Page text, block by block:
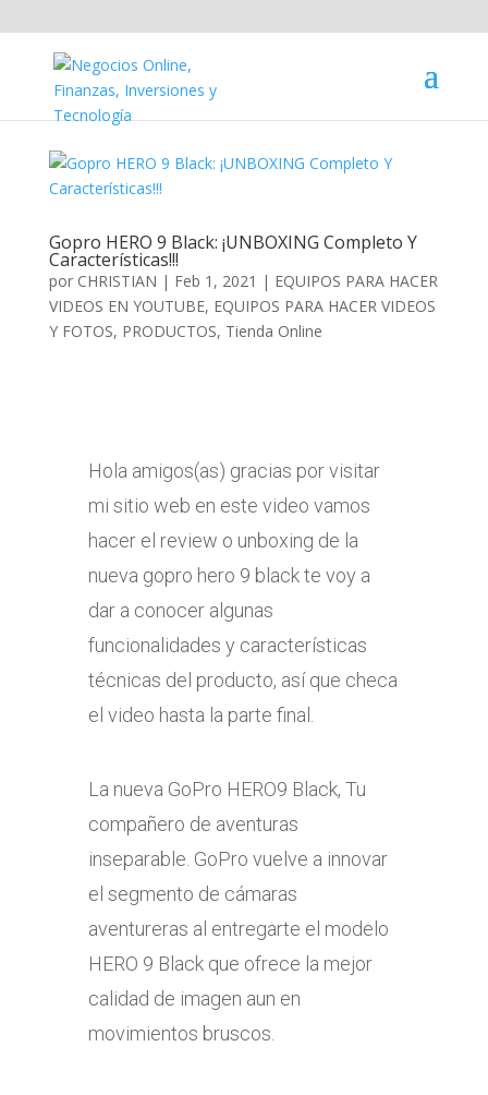
Gopro HERO 9 Black: ¡UNBOXING Completo Y
Características!!!
por CHRISTIAN | Feb 1, 2021 | EQUIPOS PARA HACER
VIDEOS EN YOUTUBE, EQUIPOS PARA HACER VIDEOS
Y FOTOS, PRODUCTOS, Tienda Online
Hola amigos(as) gracias por visitar
mi sitio web en este video vamos
hacer el review o unboxing de la
nueva gopro hero 9 black te voy a
dar a conocer algunas
funcionalidades y características
técnicas del producto, así que checa
el video hasta la parte final.
La nueva GoPro HERO9 Black, Tu
compañero de aventuras
inseparable. GoPro vuelve a innovar
el segmento de cámaras
aventureras al entregarte el modelo
HERO 9 Black que ofrece la mejor
calidad de imagen aun en
movimientos bruscos.